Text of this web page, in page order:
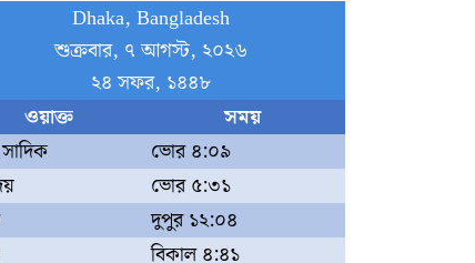
Dhaka, Bangladesh
শুক্রবার, ৭ আগস্ট, ২০২৬
২৪ সফর, ১৪৪৮
ওয়াক্ত
সময়
ভোর ৪:০৯
ভোর ৫:৩১
দুপুর ১২:০৪
বিকাল ৪:৪১